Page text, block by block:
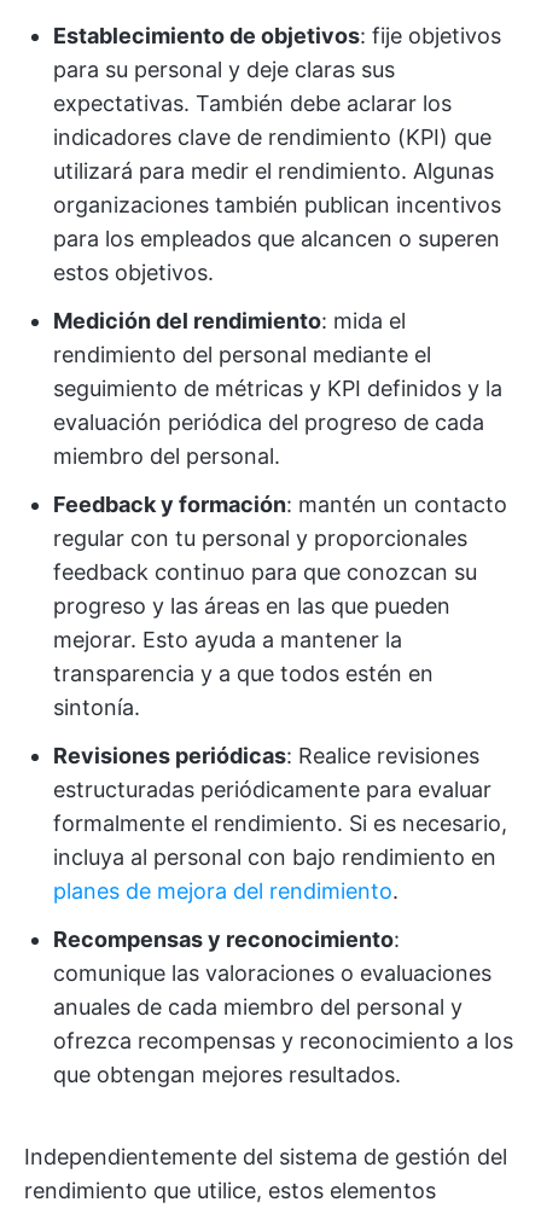
Establecimiento de objetivos: fije objetivos
para su personal y deje claras sus
expectativas. También debe aclarar los
indicadores clave de rendimiento (KPI) que
utilizará para medir el rendimiento. Algunas
organizaciones también publican incentivos
para los empleados que alcancen o superen
estos objetivos.
Medición del rendimiento: mida el
rendimiento del personal mediante el
seguimiento de métricas y KPI definidos y la
evaluación periódica del progreso de cada
miembro del personal.
Feedback y formación: mantén un contacto
regular con tu personal y proporcionales
feedback continuo para que conozcan su
progreso y las áreas en las que pueden
mejorar. Esto ayuda a mantener la
transparencia y a que todos estén en
sintonía.
Revisiones periódicas: Realice revisiones
estructuradas periódicamente para evaluar
formalmente el rendimiento. Si es necesario,
incluya al personal con bajo rendimiento en
planes de mejora del rendimiento.
Recompensas y reconocimiento:
comunique las valoraciones o evaluaciones
anuales de cada miembro del personal y
ofrezca recompensas y reconocimiento a los
que obtengan mejores resultados.
Independientemente del sistema de gestión del
rendimiento que utilice, estos elementos